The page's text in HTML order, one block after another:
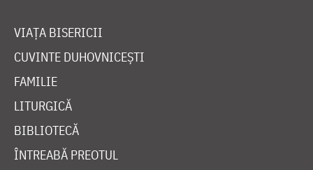
VIAȚA BISERICII
CUVINTE DUHOVNICEȘTI
FAMILIE
LITURGICĂ
BIBLIOTECĂ
ÎNTREABĂ PREOTUL